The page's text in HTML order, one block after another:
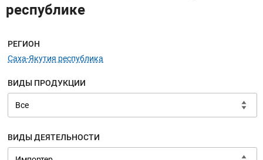
республике
Меню навигации
РЕГИОН
Саха-Якутия республика
ВИДЫ ПРОДУКЦИИ
ВИДЫ ДЕЯТЕЛЬНОСТИ